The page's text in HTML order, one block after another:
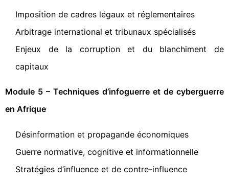
Imposition de cadres légaux et réglementaires
Arbitrage international et tribunaux spécialisés
Enjeux de la corruption et du blanchiment de
capitaux
Module 5 – Techniques d’infoguerre et de cyberguerre
en Afrique
Désinformation et propagande économiques
Guerre normative, cognitive et informationnelle
Stratégies d’influence et de contre-influence